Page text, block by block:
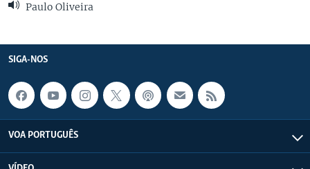
Paulo Oliveira
SIGA-NOS
VOA PORTUGUÊS